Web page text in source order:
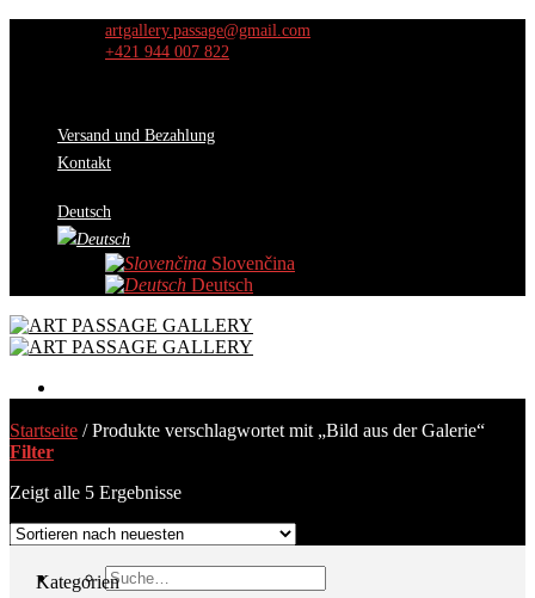
artgallery.passage@gmail.com
+421 944 007 822
Versand und Bezahlung
Kontakt
Deutsch
Slovenčina
Deutsch
Werke
Auswahl der Kuratoren
Über uns
Kontakt
Suche
Startseite /Produkte verschlagwortet mit „Bild aus der Galerie“
Filter
Zeigt alle 5 Ergebnisse
Kategorien